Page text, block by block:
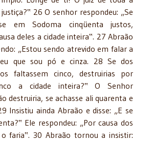
26 O senhor respondeu: „Se
em Sodoma cinqüenta justos,
deles a cidade inteira‟. 27 Abraão
„Estou sendo atrevido em falar a
que sou pó e cinza. 28 Se dos
faltassem cinco, destruirias por
a cidade inteira?‟ O Senhor
destruiria, se achasse ali quarenta e
Insistiu ainda Abraão e disse: „E se
Ele respondeu: „Por causa dos
faria‟. 30 Abraão tornou a insistir: